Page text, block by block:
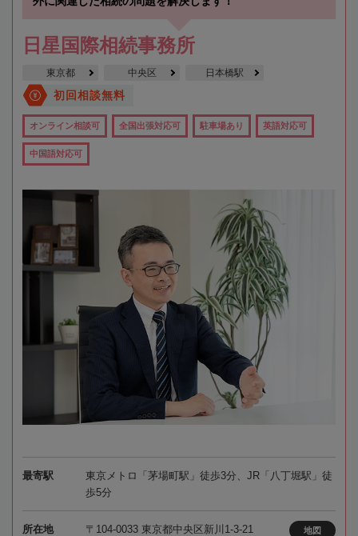
日星国際相続事務所
東京都 中央区 日本橋駅
初回相談無料
オンライン相談可 全国出張対応可 駐車場あり 英語対応可
中国語対応可
最寄駅
東京メトロ「茅場町駅」徒歩3分、JR「八丁堀駅」徒
歩5分
所在地 〒104-0033 東京都中央区新川1-3-21 地図